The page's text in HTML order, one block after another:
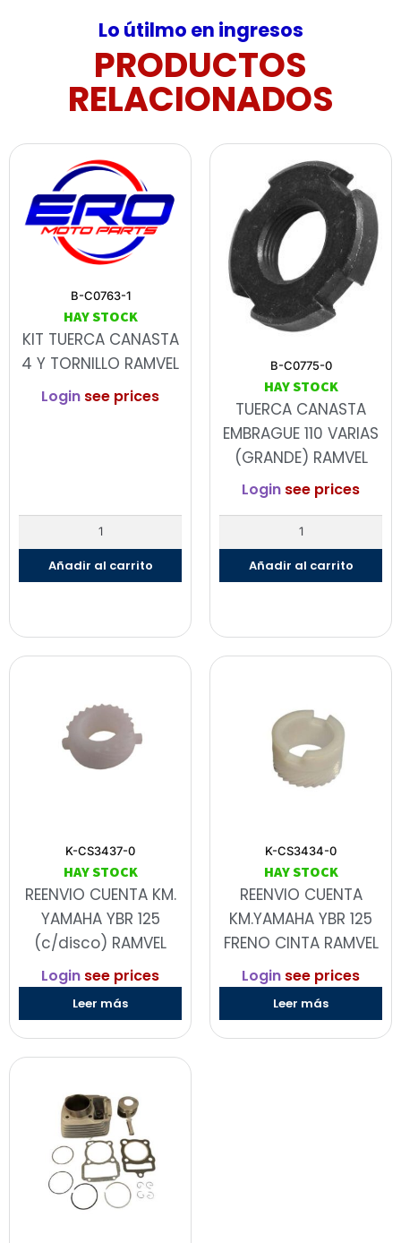
Lo útilmo en ingresos
PRODUCTOS
RELACIONADOS
B-C0763-1
HAY STOCK
KIT TUERCA CANASTA
4 Y TORNILLO RAMVEL
Login see prices
Añadir al carrito
B-C0775-0
HAY STOCK
TUERCA CANASTA
EMBRAGUE 110 VARIAS
(GRANDE) RAMVEL
Login see prices
Añadir al carrito
K-CS3437-0
HAY STOCK
REENVIO CUENTA KM.
YAMAHA YBR 125
(c/disco) RAMVEL
Login see prices
Leer más
K-CS3434-0
HAY STOCK
REENVIO CUENTA
KM.YAMAHA YBR 125
FRENO CINTA RAMVEL
Login see prices
Leer más